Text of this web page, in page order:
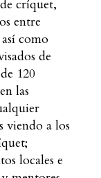
críquet,
entre
como
de
120
las
viendo a los
locales e